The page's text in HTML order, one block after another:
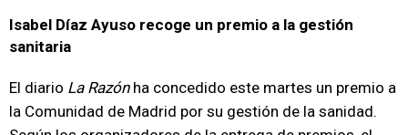
Isabel Díaz Ayuso recoge un premio a la gestión
sanitaria
El diario La Razónha concedido este martes un premio a
la Comunidad de Madrid por su gestión de la sanidad.